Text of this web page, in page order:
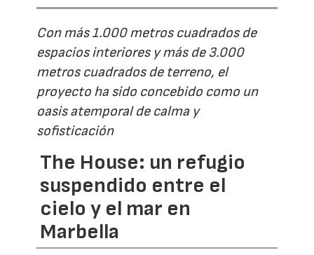
Con más 1.000 metros cuadrados de
espacios interiores y más de 3.000
metros cuadrados de terreno, el
proyecto ha sido concebido como un
oasis atemporal de calma y
sofisticación
The House: un refugio
suspendido entre el
cielo y el mar en
Marbella